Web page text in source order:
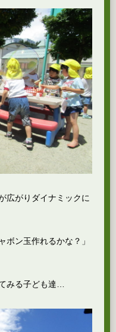
広がりダイナミックに
ボン玉作れるかな？」
みる子ども達…